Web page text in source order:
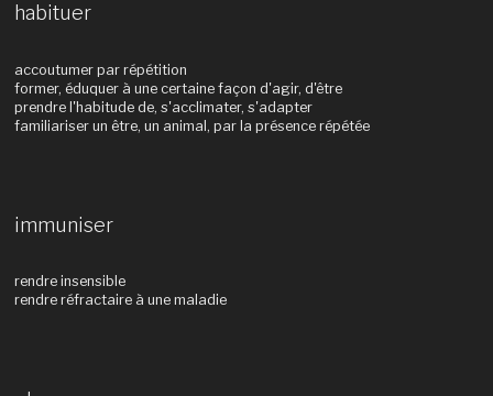
habituer
accoutumer par répétition
former, éduquer à une certaine façon d'agir, d'être
prendre l'habitude de, s'acclimater, s'adapter
familiariser un être, un animal, par la présence répétée
immuniser
rendre insensible
rendre réfractaire à une maladie